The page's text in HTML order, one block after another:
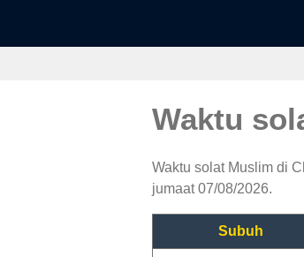
Waktu
Waktu solat Muslim di
jumaat 07/08/2026.
Subuh